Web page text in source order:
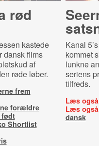
rød
kastede
dansk films
af
røde løber.
frem
forældre
født
Shortlist
Kanal
kommet
lunkne
seriens
tilfreds.
Læs
Læs
dansk